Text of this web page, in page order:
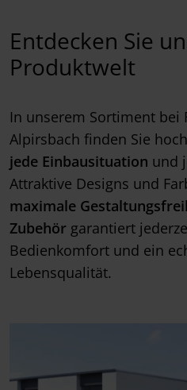
Entdecken Sie
Produktwelt
In unserem Sortiment bei
Alpirsbach finden Sie
jede Einbausituation und
Attraktive Designs und
maximale
Zubehör garantiert
Bedienkomfort und ein
Lebensqualität.